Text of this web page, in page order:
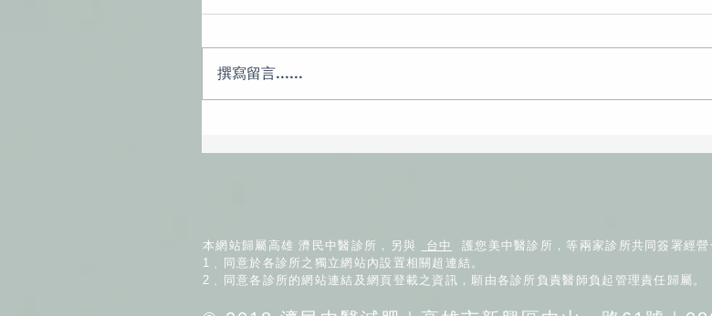
撰寫留言......
本網站歸屬高雄 濟民中醫診所，另與 台中
護您美中醫診所，等兩家診所共同簽署經營
1﹑同意於各診所之獨立網站內設置相關超連結。
2﹑同意各診所的網站連結及網頁登載之資訊，願由各診所負責醫師負起管理責任歸屬。